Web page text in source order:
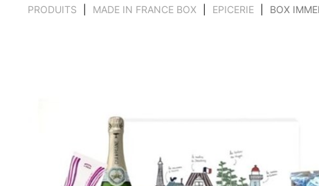
PRODUITS MADE IN FRANCE BOX EPICERIE BOX